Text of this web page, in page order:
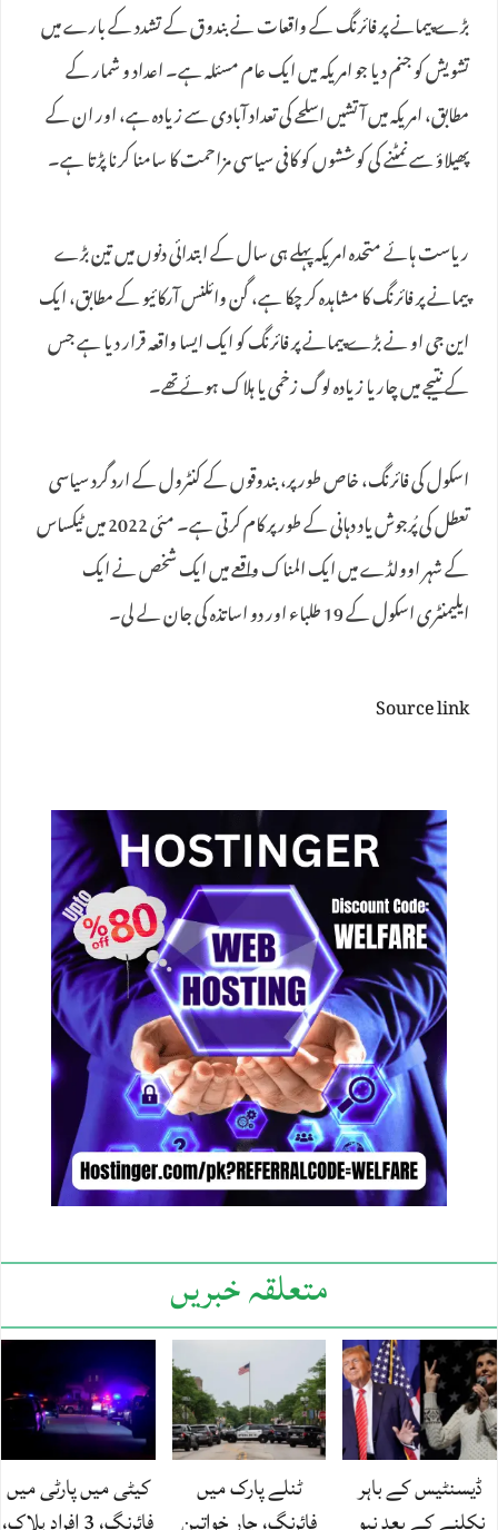
بڑے پیمانے پر فائرنگ کے واقعات نے بندوق کے تشدد کے بارے میں
تشویش کو جنم دیا جو امریکہ میں ایک عام مسئلہ ہے۔ اعداد و شمار کے
مطابق، امریکہ میں آتشیں اسلحے کی تعداد آبادی سے زیادہ ہے، اور ان کے
پھیلاؤ سے نمٹنے کی کوششوں کو کافی سیاسی مزاحمت کا سامنا کرنا پڑتا ہے۔
ریاست ہائے متحدہ امریکہ پہلے ہی سال کے ابتدائی دنوں میں تین بڑے
پیمانے پر فائرنگ کا مشاہدہ کر چکا ہے، گن وائلنس آرکائیو کے مطابق، ایک
این جی او نے بڑے پیمانے پر فائرنگ کو ایک ایسا واقعہ قرار دیا ہے جس
کے نتیجے میں چار یا زیادہ لوگ زخمی یا ہلاک ہوئے تھے۔
اسکول کی فائرنگ، خاص طور پر، بندوقوں کے کنٹرول کے ارد گرد سیاسی
تعطل کی پُرجوش یاد دہانی کے طور پر کام کرتی ہے۔ مئی 2022 میں ٹیکساس
کے شہر اوولڈے میں ایک المناک واقعے میں ایک شخص نے ایک
ایلیمنٹری اسکول کے 19 طلباء اور دو اساتذہ کی جان لے لی۔
Source link
متعلقہ خبریں
ڈیسنٹیس کے باہر
ٹنلے پارک میں
کیٹی میں پارٹی میں